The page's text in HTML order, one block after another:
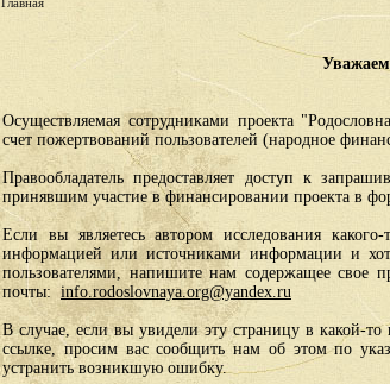
Осуществляемая сотрудниками проекта
счет пожертвований пользователей (народное
Правообладатель предоставляет доступ к
принявшим участие в финансировании проекта в
Если вы являетесь автором исследования
информацией или источниками информации и
пользователями, напишите нам содержащее свое
почты: info.rodoslovnaya.org@yandex.ru
В случае, если вы увидели эту страницу в какой-
ссылке, просим вас сообщить нам об этом по
устранить возникшую ошибку.